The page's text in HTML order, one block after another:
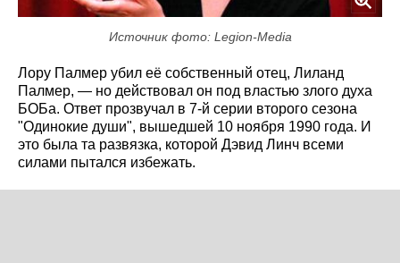
Источник фото: Legion-Media
Лору Палмер убил её собственный отец, Лиланд
Палмер, — но действовал он под властью злого духа
БОБа. Ответ прозвучал в 7-й серии второго сезона
"Одинокие души", вышедшей 10 ноября 1990 года. И
это была та развязка, которой Дэвид Линч всеми
силами пытался избежать.